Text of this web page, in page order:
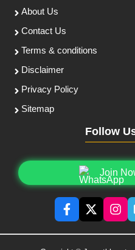
About Us
Contact Us
Terms & conditions
Disclaimer
Privacy Policy
Sitemap
Follow
Join